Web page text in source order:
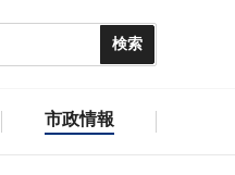
市政情報